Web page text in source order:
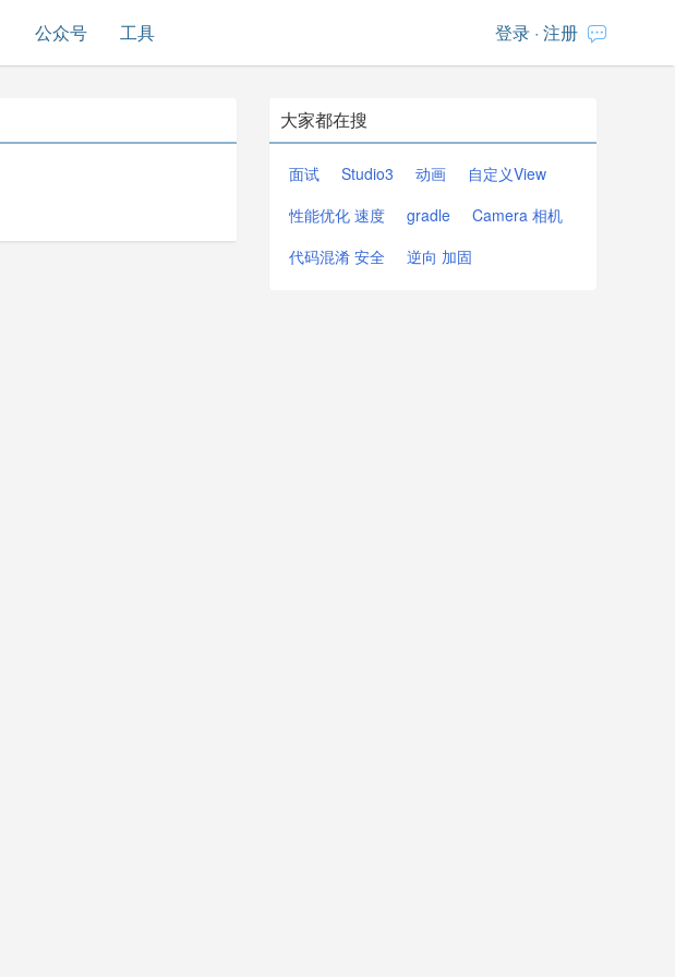
公众号 工具 登录 · 注册
大家都在搜
面试 Studio3 动画
自定义View
性能优化 速度
gradle
Camera 相机
代码混淆 安全
逆向 加固